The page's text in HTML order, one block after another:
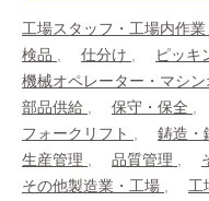
工場スタッフ・工場内作業
検品
仕分け
ピッキ
機械オペレーター・マシ
部品供給
保守・保全
フォークリフト
鋳造・
生産管理
品質管理
その他製造業・工場
工